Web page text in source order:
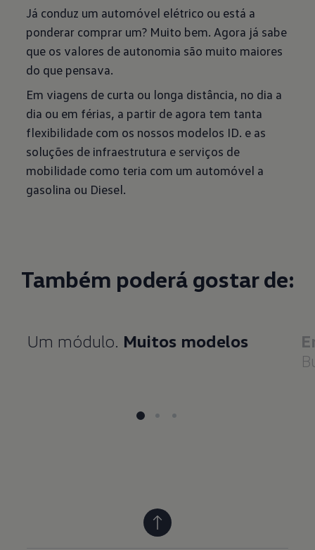
Já conduz um automóvel elétrico ou está a
ponderar comprar um? Muito bem. Agora já sabe
que os valores de autonomia são muito maiores
do que pensava.
Em viagens de curta ou longa distância, no dia a
dia ou em férias, a partir de agora tem tanta
flexibilidade com os nossos modelos ID. e as
soluções de infraestrutura e serviços de
mobilidade como teria com um automóvel a
gasolina ou Diesel.
Também poderá gostar de:
Um módulo. Muitos modelos